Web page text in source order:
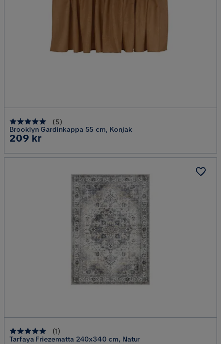
(5)
Brooklyn Gardinkappa 55 cm, Konjak
Pris
209 kr
(1)
Tarfaya Friezematta 240x340 cm, Natur